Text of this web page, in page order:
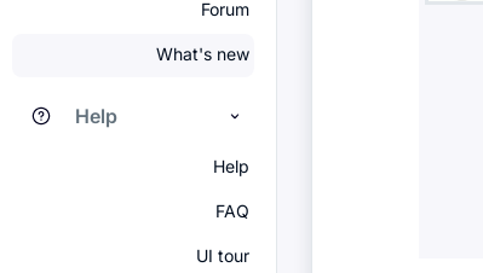
Forum
What's new
Help
Help
FAQ
UI tour